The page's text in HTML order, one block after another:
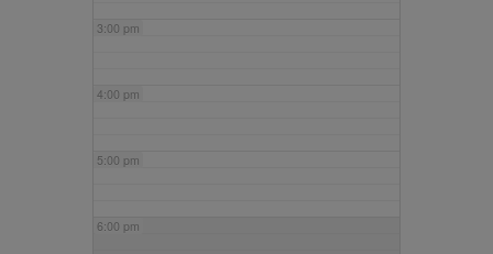
3:00 pm
4:00 pm
5:00 pm
6:00 pm